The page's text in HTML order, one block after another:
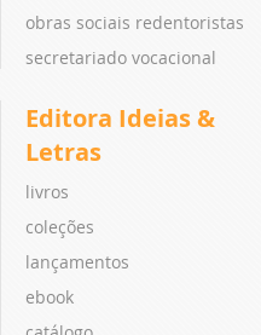
obras sociais redentoristas
secretariado vocacional
Editora Ideias &
Letras
livros
coleções
lançamentos
ebook